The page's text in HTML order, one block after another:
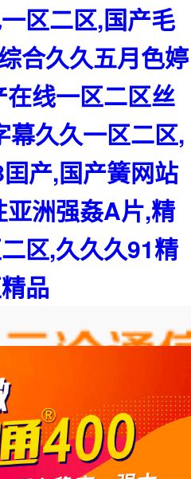
区二区,国产毛
合久久五月色婷
线一区二区丝
久久一区二区,
产,国产簧网站
洲强姦A片,精
区,久久久91精
品